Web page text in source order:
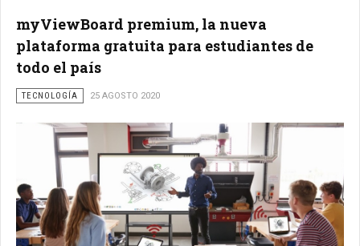
myViewBoard premium, la nueva
plataforma gratuita para estudiantes de
todo el país
TECNOLOGÍA 25 AGOSTO 2020